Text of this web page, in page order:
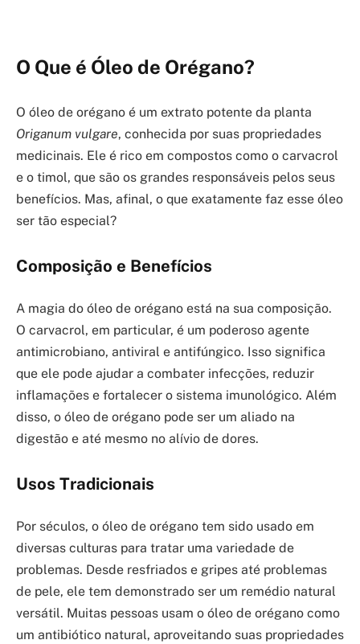
O Que é Óleo de Orégano?
O óleo de orégano é um extrato potente da planta
Origanum vulgare, conhecida por suas propriedades
medicinais. Ele é rico em compostos como o carvacrol
e o timol, que são os grandes responsáveis pelos seus
benefícios. Mas, afinal, o que exatamente faz esse óleo
ser tão especial?
Composição e Benefícios
A magia do óleo de orégano está na sua composição.
O carvacrol, em particular, é um poderoso agente
antimicrobiano, antiviral e antifúngico. Isso significa
que ele pode ajudar a combater infecções, reduzir
inflamações e fortalecer o sistema imunológico. Além
disso, o óleo de orégano pode ser um aliado na
digestão e até mesmo no alívio de dores.
Usos Tradicionais
Por séculos, o óleo de orégano tem sido usado em
diversas culturas para tratar uma variedade de
problemas. Desde resfriados e gripes até problemas
de pele, ele tem demonstrado ser um remédio natural
versátil. Muitas pessoas usam o óleo de orégano como
um antibiótico natural, aproveitando suas propriedades